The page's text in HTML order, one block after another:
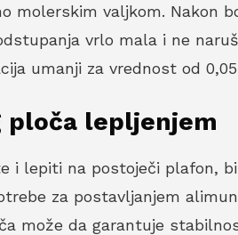
molerskim valjkom. Nakon
vrlo mala i ne
umanji za vrednost od
ploča lepljenjem
i lepiti na postoječi plafon,
za postavljanjem
može da garantuje